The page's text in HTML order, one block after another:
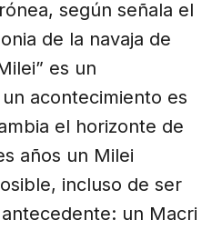
según señala el
de la navaja de
es un
acontecimiento es
el horizonte de
años un Milei
incluso de ser
un Macri